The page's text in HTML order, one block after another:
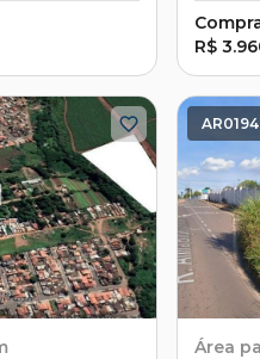
R$
AR0194
Área